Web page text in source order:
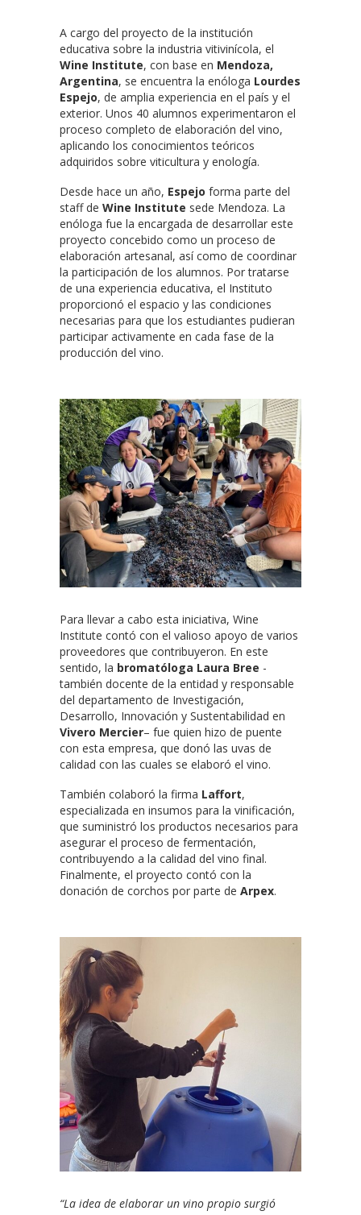
A cargo del proyecto de la institución
educativa sobre la industria vitivinícola, el
Wine Institute, con base en Mendoza,
Argentina, se encuentra la enóloga Lourdes
Espejo, de amplia experiencia en el país y el
exterior. Unos 40 alumnos experimentaron el
proceso completo de elaboración del vino,
aplicando los conocimientos teóricos
adquiridos sobre viticultura y enología.
Desde hace un año, Espejo forma parte del
staff de Wine Institute sede Mendoza. La
enóloga fue la encargada de desarrollar este
proyecto concebido como un proceso de
elaboración artesanal, así como de coordinar
la participación de los alumnos. Por tratarse
de una experiencia educativa, el Instituto
proporcionó el espacio y las condiciones
necesarias para que los estudiantes pudieran
participar activamente en cada fase de la
producción del vino.
Para llevar a cabo esta iniciativa, Wine
Institute contó con el valioso apoyo de varios
proveedores que contribuyeron. En este
sentido, la bromatóloga Laura Bree -
también docente de la entidad y responsable
del departamento de Investigación,
Desarrollo, Innovación y Sustentabilidad en
Vivero Mercier– fue quien hizo de puente
con esta empresa, que donó las uvas de
calidad con las cuales se elaboró el vino.
También colaboró la firma Laffort,
especializada en insumos para la vinificación,
que suministró los productos necesarios para
asegurar el proceso de fermentación,
contribuyendo a la calidad del vino final.
Finalmente, el proyecto contó con la
donación de corchos por parte de Arpex.
“La idea de elaborar un vino propio surgió